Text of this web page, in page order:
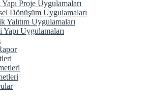
Proje Uygulamaları
Dönüşüm Uygulamaları
Yalıtım Uygulamaları
Yapı Uygulamaları